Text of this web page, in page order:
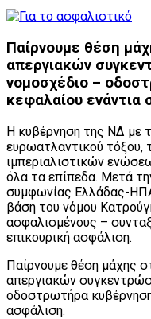
Παίρνουμε θέση
απεργιακών
νομοσχέδιο –
κεφαλαίου ενάντια
Η κυβέρνηση της ΝΔ με
ευρωατλαντικού τόξου,
ιμπεριαλιστικών
όλα τα επίπεδα. Μετά
συμφωνίας Ελλάδας-
βάση του νόμου
ασφαλισμένους –
επικουρική ασφάλιση.
Παίρνουμε θέση μάχης
απεργιακών
οδοστρωτήρα
ασφάλιση.